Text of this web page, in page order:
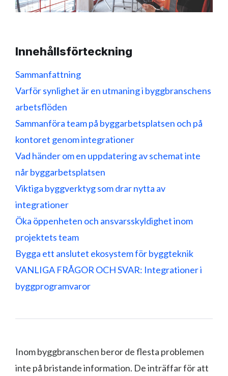
Innehållsförteckning
Sammanfattning
Varför synlighet är en utmaning i byggbranschens
arbetsflöden
Sammanföra team på byggarbetsplatsen och på
kontoret genom integrationer
Vad händer om en uppdatering av schemat inte
når byggarbetsplatsen
Viktiga byggverktyg som drar nytta av
integrationer
Öka öppenheten och ansvarsskyldighet inom
projektets team
Bygga ett anslutet ekosystem för byggteknik
VANLIGA FRÅGOR OCH SVAR: Integrationer i
byggprogramvaror
Inom byggbranschen beror de flesta problemen
inte på bristande information. De inträffar för att